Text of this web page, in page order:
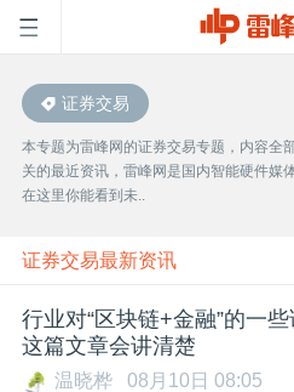
首
页
雷
峰
证券交易
本专题为雷峰网的证券交易专题，内容全
关的最近资讯，雷峰网是国内智能硬件媒
在这里你能看到未..
证券交易最新资讯
行业对“区块链+金融”的一些
这篇文章会讲清楚
温晓桦 08月10日 08:05